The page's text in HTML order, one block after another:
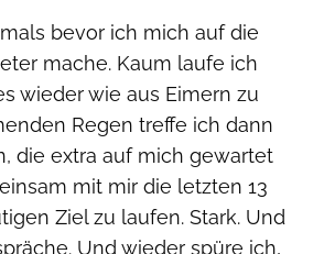
bevor ich mich auf die
mache. Kaum laufe ich
wieder wie aus Eimern zu
Regen treffe ich dann
die extra auf mich gewartet
mit mir die letzten 13
Ziel zu laufen. Stark. Und
Und wieder spüre ich,